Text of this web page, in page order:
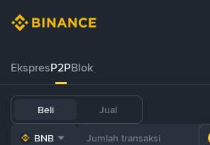
EkspresP2PBlok
Beli Jual
BNB